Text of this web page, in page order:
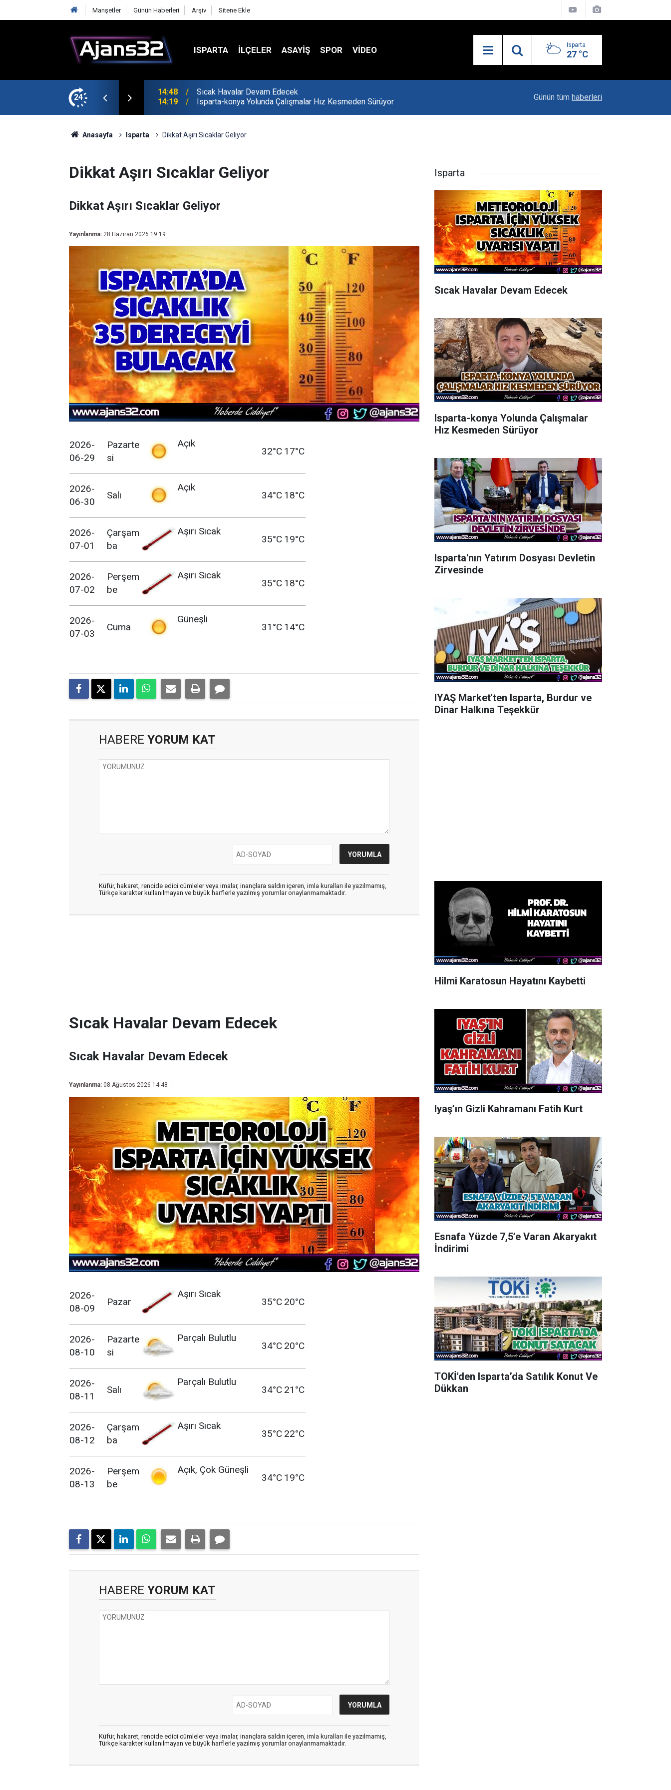
Manşetler Günün Haberleri Arşiv Sitene Ekle
ISPARTA İLÇELER ASAYİŞ SPOR VIDEO Isparta
27 °C
24 14:19 Isparta-konya Yolunda Çalışmalar Hız Kesmeden Sürüyor Isparta'nın Yatırım Dosyası Devletin Zirvesinde
Günün tüm haberleri
Anasayfa Isparta Dikkat Aşırı Sıcaklar Geliyor
Dikkat Aşırı Sıcaklar Geliyor
Dikkat Aşırı Sıcaklar Geliyor
Yayınlanma: 28 Haziran 2026 19:19
2026-
06-29
Pazarte
si
Açık
32°C 17°C
2026-
06-30
Salı
Açık
34°C 18°C
2026-
07-01
Çarşam
ba
Aşırı Sıcak
35°C 19°C
2026-
07-02
Perşem
be
Aşırı Sıcak
35°C 18°C
2026-
07-03
Cuma
Güneşli
31°C 14°C
HABERE YORUM KAT
Küfür, hakaret, rencide edici cümleler veya imalar, inançlara saldırı içeren, imla kuralları ile yazılmamış,
Türkçe karakter kullanılmayan ve büyük harflerle yazılmış yorumlar onaylanmamaktadır.
Sıcak Havalar Devam Edecek
Sıcak Havalar Devam Edecek
Yayınlanma: 08 Ağustos 2026 14:48
2026-
08-09
Pazar
Aşırı Sıcak
35°C 20°C
2026-
08-10
Pazarte
si
Parçalı Bulutlu
34°C 20°C
2026-
08-11
Salı
Parçalı Bulutlu
34°C 21°C
2026-
08-12
Çarşam
ba
Aşırı Sıcak
35°C 22°C
2026-
08-13
Perşem
be
Açık, Çok Güneşli
34°C 19°C
HABERE YORUM KAT
Küfür, hakaret, rencide edici cümleler veya imalar, inançlara saldırı içeren, imla kuralları ile yazılmamış,
Türkçe karakter kullanılmayan ve büyük harflerle yazılmış yorumlar onaylanmamaktadır.
Isparta
Sıcak Havalar Devam Edecek
Isparta-konya Yolunda Çalışmalar
Hız Kesmeden Sürüyor
Isparta'nın Yatırım Dosyası Devletin
Zirvesinde
IYAŞ Market'ten Isparta, Burdur ve
Dinar Halkına Teşekkür
Hilmi Karatosun Hayatını Kaybetti
Iyaş’ın Gizli Kahramanı Fatih Kurt
Esnafa Yüzde 7,5’e Varan Akaryakıt
İndirimi
TOKİ'den Isparta’da Satılık Konut Ve
Dükkan